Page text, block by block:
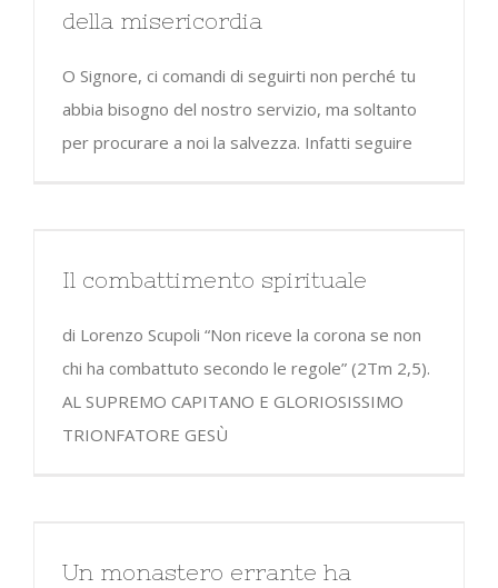
della misericordia
O Signore, ci comandi di seguirti non perché tu
abbia bisogno del nostro servizio, ma soltanto
per procurare a noi la salvezza. Infatti seguire
Il combattimento spirituale
di Lorenzo Scupoli “Non riceve la corona se non
chi ha combattuto secondo le regole” (2Tm 2,5).
AL SUPREMO CAPITANO E GLORIOSISSIMO
TRIONFATORE GESÙ
Un monastero errante ha